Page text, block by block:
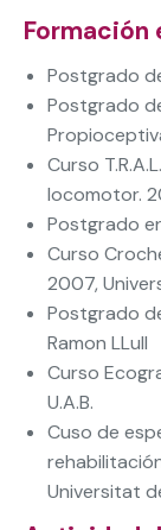
Formación
Postgrado
Postgrado
Curso
locomotor.
Postgrado
Curso
2007,
Postgrado
Ramon LLull
Curso
U.A.B.
Cuso de
Universitat